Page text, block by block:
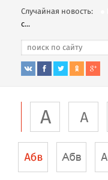
Случайная новость:
с...